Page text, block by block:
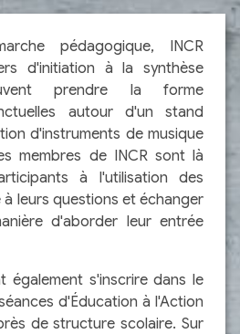
pédagogique, INCR
d'initiation à la synthèse
prendre la forme
autour d'un stand
d'instruments de musique
membres de INCR sont là
à l'utilisation des
leurs questions et échanger
d'aborder leur entrée
également s'inscrire dans le
d'Éducation à l'Action
de structure scolaire. Sur